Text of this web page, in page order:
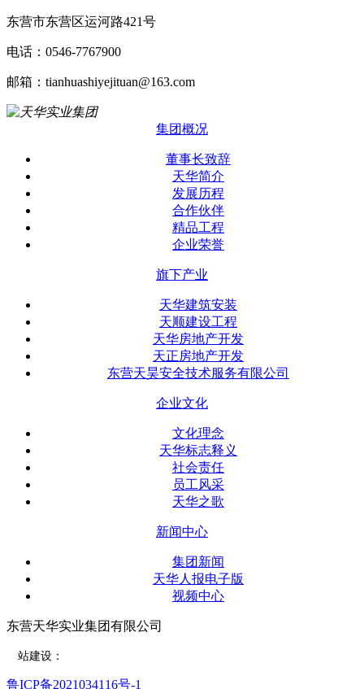
东营市东营区运河路421号
电话：0546-7767900
邮箱：tianhuashiyejituan@163.com
集团概况
董事长致辞
天华简介
发展历程
合作伙伴
精品工程
企业荣誉
旗下产业
天华建筑安装
天顺建设工程
天华房地产开发
天正房地产开发
东营天昊安全技术服务有限公司
企业文化
文化理念
天华标志释义
社会责任
员工风采
天华之歌
新闻中心
集团新闻
天华人报电子版
视频中心
东营天华实业集团有限公司
站建设：
鲁ICP备2021034116号-1